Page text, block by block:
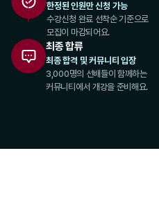
한정된 인원만 신청 가능
수강신청 완료 선착순 기준으로
모집이 마감되어요.
최종 합류
최종 합격 및 커뮤니티 입장
3,000명의 선배들이 함께하는
커뮤니티에서 개강을 준비해요.